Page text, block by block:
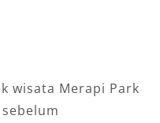
wisata Merapi Park